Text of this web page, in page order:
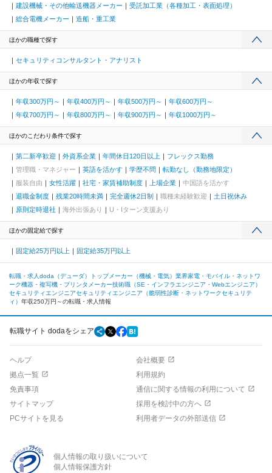
建設機械・その他輸送機器メーカー
受託加工業（各種加工・表面処理）
総合電機メーカー
造船・重工業
ほかの職種で探す
セキュリティコンサルタント・アナリスト
ほかの年収で探す
年収300万円～ 年収400万円～ 年収500万円～
年収600万円～
年収700万円～
年収800万円～ 年収900万円～ 年収1000万円～
ほかのこだわり条件で探す
第二新卒歓迎 外資系企業 年間休日120日以上
フレックス勤務
管理職・マネジャー
英語を活かす 学歴不問
転勤なし（勤務地限定）
服装自由
女性活躍 社宅・家賃補助制度 上場企業
中国語を活かす
退職金制度
残業20時間未満 完全週休2日制 職種未経験歓迎
土日祝休み
原則定時退社
海外出張あり U・Iターン支援あり
ほかの固定給で探す
固定給25万円以上 固定給35万円以上
転職・求人doda（デューダ）トップメーカー（機械・電気）業界家電・モバイル・ネットワ
ーク機器・複写機・プリンタメーカー技術職（SE・インフラエンジニア・Webエンジニア）
セキュリティエンジニアセキュリティエンジニア（脆弱性診断・ネットワークセキュリテ
ィ） 年収250万円～の転職・求人情報
転職サイト dodaをシェア
ヘルプ
会社概要
拠点一覧
利用規約
免責事項
通信に関する情報の利用について
サイトマップ
採用を検討中の方へ
PCサイトを見る
利用者データの外部送信
個人情報の取り扱いについて
個人情報保護方針